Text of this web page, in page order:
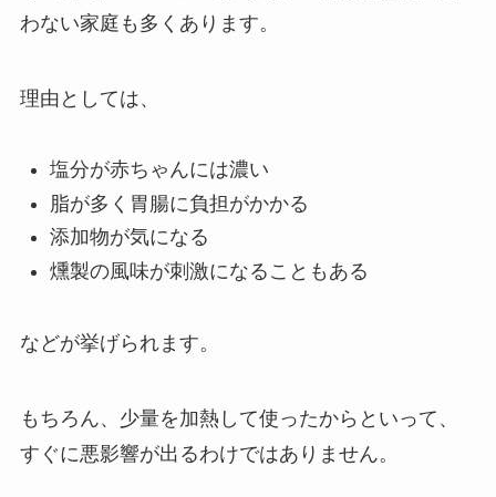
わない家庭も多くあります。
理由としては、
塩分が赤ちゃんには濃い
脂が多く胃腸に負担がかかる
添加物が気になる
燻製の風味が刺激になることもある
などが挙げられます。
もちろん、少量を加熱して使ったからといって、
すぐに悪影響が出るわけではありません。